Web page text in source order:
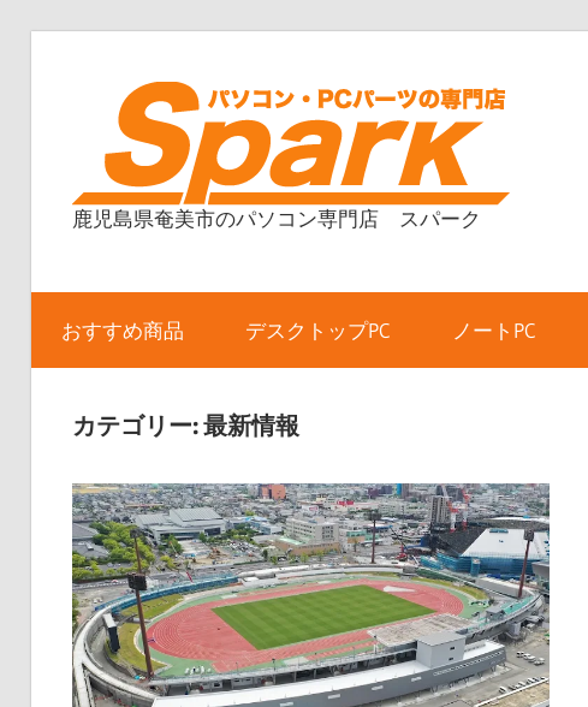
キ
コ
シ
ョ
ッ
鹿児島県奄美市のパソコン専門店 スパーク
おすすめ商品 デスクトップPC ノートPC
カテゴリー:最新情報